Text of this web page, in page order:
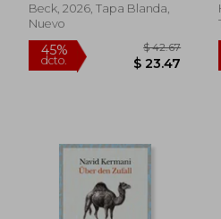
Beck, 2026, Tapa Blanda,
Nuevo